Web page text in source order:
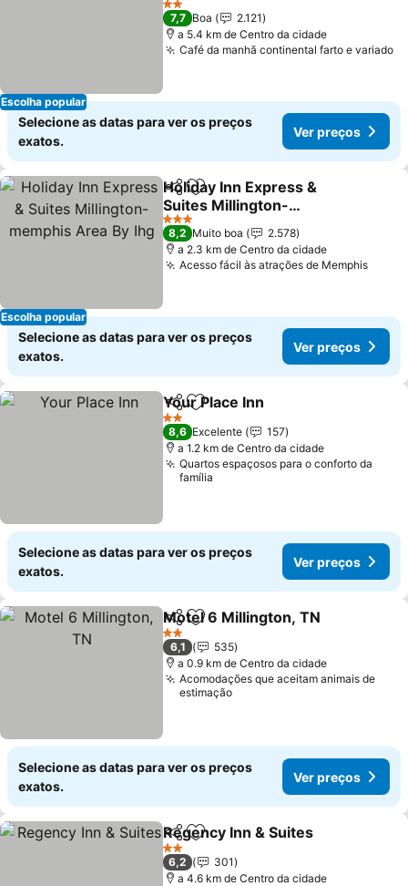
Escolha popular
2 Estrelas
7,7 Boa
2.121
a 5.4 km de Centro da cidade
Café da manhã continental farto e variado
Selecione as datas para ver os preços
exatos.
Ver preços
Escolha popular
PartilharAdicionar aos favoritos
Holiday Inn Express &
Suites Millington-
memphis Area By Ihg
3 Estrelas
8,2 Muito boa
2.578
a 2.3 km de Centro da cidade
Acesso fácil às atrações de Memphis
Selecione as datas para ver os preços
exatos.
Ver preços
PartilharAdicionar aos favoritos
Your Place Inn
2 Estrelas
8,6 Excelente
157
a 1.2 km de Centro da cidade
Quartos espaçosos para o conforto da
família
Selecione as datas para ver os preços
exatos.
Ver preços
PartilharAdicionar aos favoritos
Motel 6 Millington, TN
2 Estrelas
6,1
535
a 0.9 km de Centro da cidade
Acomodações que aceitam animais de
estimação
Selecione as datas para ver os preços
exatos.
Ver preços
PartilharAdicionar aos favoritos
Regency Inn & Suites
2 Estrelas
6,2
301
a 4.6 km de Centro da cidade